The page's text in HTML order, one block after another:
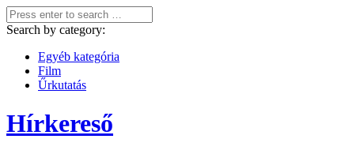
Search by category:
Egyéb kategória
Film
Űrkutatás
Hírkereső